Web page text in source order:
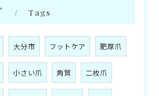
Tags
大分市 フットケア 肥厚爪
小さい爪 角質 二枚爪